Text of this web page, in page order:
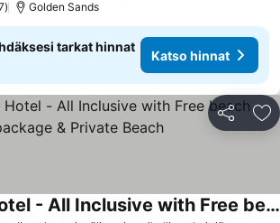
Golden Sands
tarkat hinnat
Katso hinnat
Jaa
Palm Beach Hotel - All Inclusive with Free beach package & Private Beach